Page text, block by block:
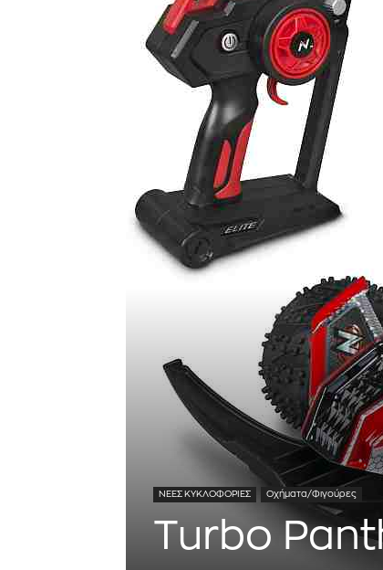
ΝΕΕΣ ΚΥΚΛΟΦΟΡΙΕΣ Οχήματα/Φιγούρες
Turbo